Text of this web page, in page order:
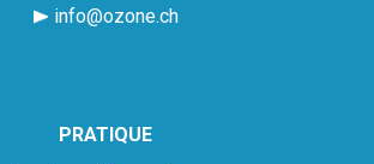
info@ozone.ch
PRATIQUE